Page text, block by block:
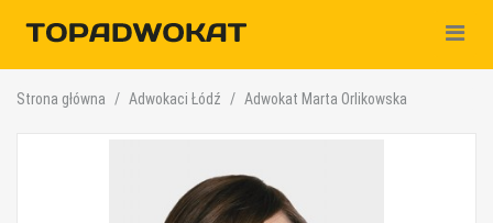
Strona główna Adwokaci Łódź Adwokat Marta Orlikowska